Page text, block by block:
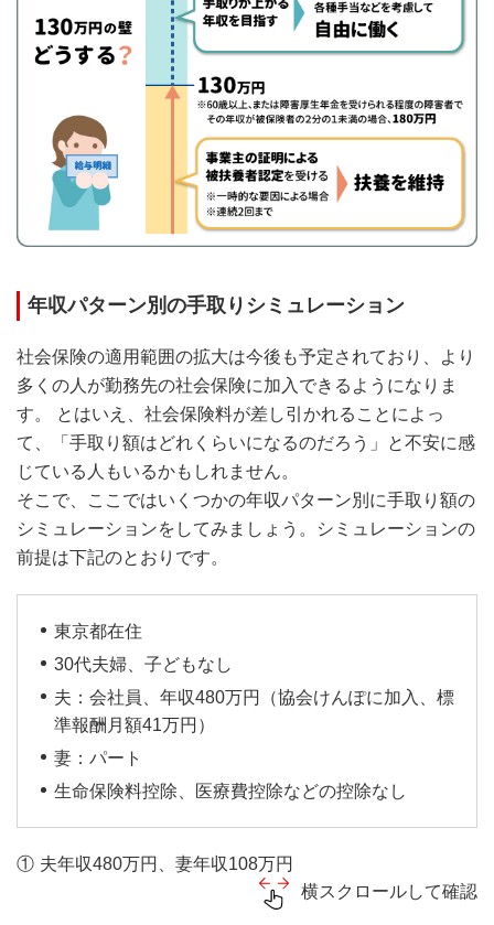
年収パターン別の手取りシミュレーション
社会保険の適用範囲の拡大は今後も予定されており、より
多くの人が勤務先の社会保険に加入できるようになりま
す。 とはいえ、社会保険料が差し引かれることによっ
て、「手取り額はどれくらいになるのだろう」と不安に感
じている人もいるかもしれません。
そこで、ここではいくつかの年収パターン別に手取り額の
シミュレーションをしてみましょう。シミュレーションの
前提は下記のとおりです。
東京都在住
30代夫婦、子どもなし
夫：会社員、年収480万円（協会けんぽに加入、標
準報酬月額41万円）
妻：パート
生命保険料控除、医療費控除などの控除なし
夫年収480万円、妻年収108万円
横スクロールして確認